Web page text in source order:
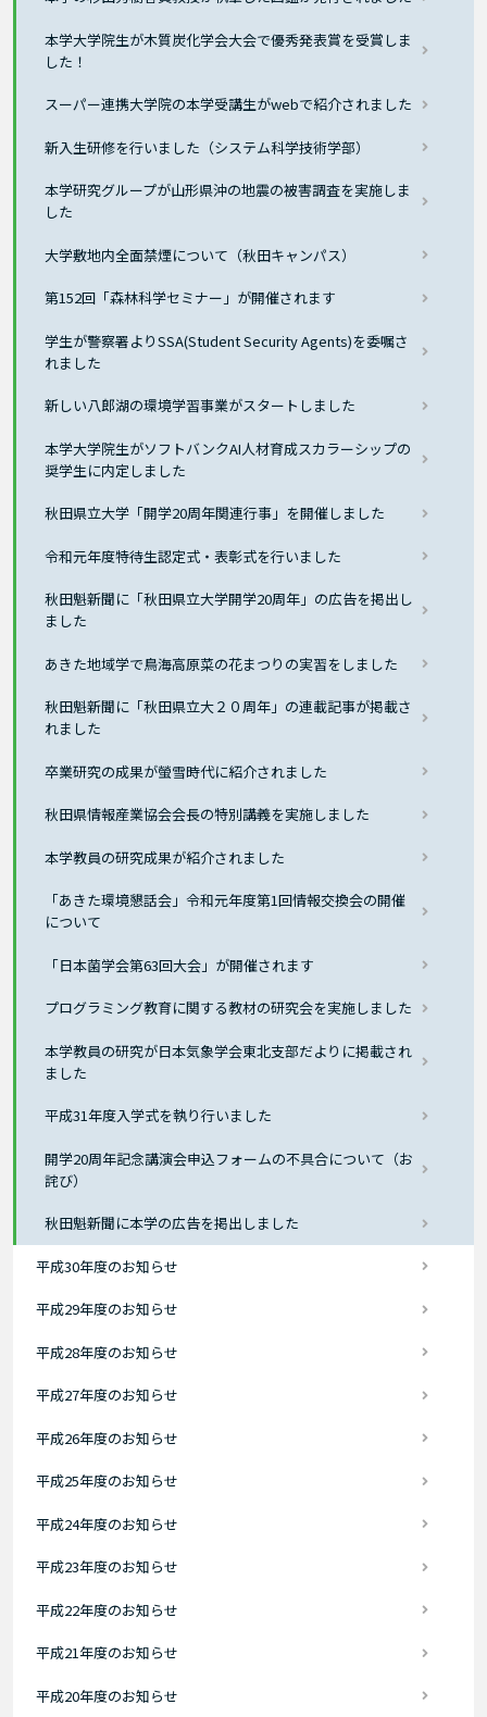
本学大学院生が木質炭化学会大会で優秀発表賞を受賞しま
した！
スーパー連携大学院の本学受講生がwebで紹介されました
新入生研修を行いました（システム科学技術学部）
本学研究グループが山形県沖の地震の被害調査を実施しま
した
大学敷地内全面禁煙について（秋田キャンパス）
第152回「森林科学セミナー」が開催されます
学生が警察署よりSSA(Student Security Agents)を委嘱さ
れました
新しい八郎湖の環境学習事業がスタートしました
本学大学院生がソフトバンクAI人材育成スカラーシップの
奨学生に内定しました
秋田県立大学「開学20周年関連行事」を開催しました
令和元年度特待生認定式・表彰式を行いました
秋田魁新聞に「秋田県立大学開学20周年」の広告を掲出し
ました
あきた地域学で鳥海高原菜の花まつりの実習をしました
秋田魁新聞に「秋田県立大２０周年」の連載記事が掲載さ
れました
卒業研究の成果が螢雪時代に紹介されました
秋田県情報産業協会会長の特別講義を実施しました
本学教員の研究成果が紹介されました
「あきた環境懇話会」令和元年度第1回情報交換会の開催
について
「日本菌学会第63回大会」が開催されます
プログラミング教育に関する教材の研究会を実施しました
本学教員の研究が日本気象学会東北支部だよりに掲載され
ました
平成31年度入学式を執り行いました
開学20周年記念講演会申込フォームの不具合について（お
詫び）
秋田魁新聞に本学の広告を掲出しました
平成30年度のお知らせ
平成29年度のお知らせ
平成28年度のお知らせ
平成27年度のお知らせ
平成26年度のお知らせ
平成25年度のお知らせ
平成24年度のお知らせ
平成23年度のお知らせ
平成22年度のお知らせ
平成21年度のお知らせ
平成20年度のお知らせ